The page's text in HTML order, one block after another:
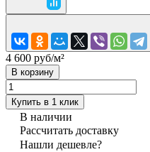
4 600 руб/м²
В корзину
Купить в 1 клик
В наличии
Рассчитать доставку
Нашли дешевле?